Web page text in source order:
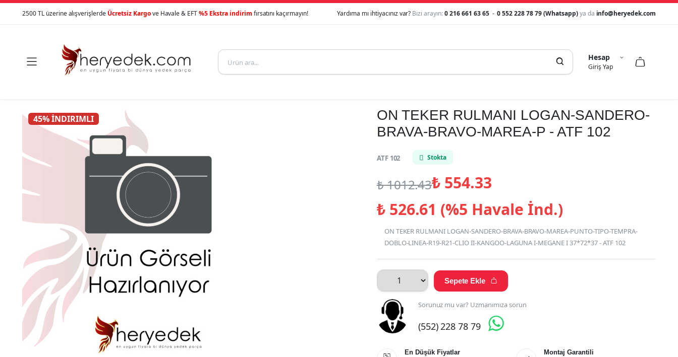
2500 TL üzerine alışverişlerde Ücretsiz Kargove Havale & EFT%5 Ekstra indirim fırsatını kaçırmayın! Yardıma mı ihtiyacınız var? Bizi arayın:0 216 661 63 65 -0 552 228 78 79 (Whatsapp)ya da info@heryedek.com
  Hesap
Giriş Yap
 
45% İNDIRIMLI
ON TEKER RULMANI LOGAN-SANDERO-
BRAVA-BRAVO-MAREA-P - ATF 102
ATF 102 Stokta
₺1012.43₺ 554.33
₺526.61 (%5 Havale İnd.)
ON TEKER RULMANI LOGAN-SANDERO-BRAVA-BRAVO-MAREA-PUNTO-TIPO-TEMPRA-
DOBLO-LINEA-R19-R21-CLIO II-KANGOO-LAGUNA I-MEGANE I 37*72*37 - ATF 102
Sepete Ekle 
Sorunuz mu var? Uzmanımıza sorun
(552) 228 78 79 
En Düşük Fiyatlar Montaj Garantili